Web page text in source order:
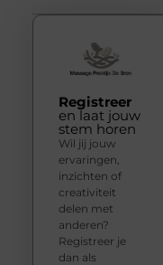
Registreer
en laat jouw
stem horen
Wil jij jouw
ervaringen,
inzichten of
creativiteit
delen met
anderen?
Registreer je
dan als